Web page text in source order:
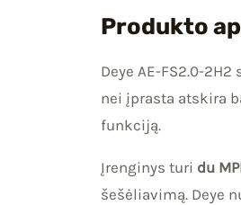
Produkto
Deye AE-FS2.0-
nei įprasta atskira
funkciją.
Įrenginys turi du
šešėliavimą. Deye